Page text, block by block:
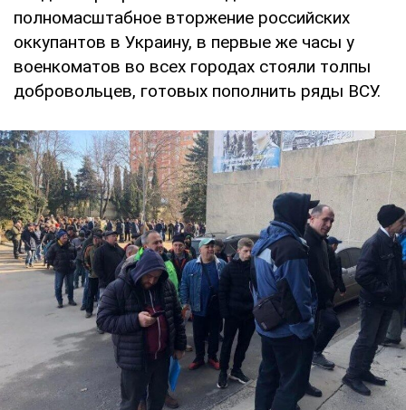
полномасштабное вторжение российских
оккупантов в Украину, в первые же часы у
военкоматов во всех городах стояли толпы
добровольцев, готовых пополнить ряды ВСУ.